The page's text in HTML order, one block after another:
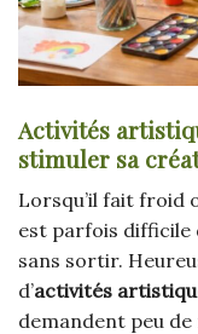
Activités
stimuler sa
Lorsqu’il fait froid
est parfois
sans sortir.
d’activités
demandent peu